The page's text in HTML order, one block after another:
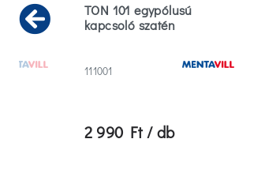
Previous
TON 101 egypólusú
kapcsoló szatén
111001
2 990 Ft / db